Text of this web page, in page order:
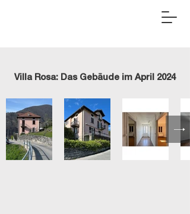
Villa Rosa: Das Gebäude im April 2024